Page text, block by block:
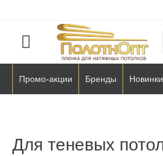
Промо-акции Бренды Новинки
Для теневых